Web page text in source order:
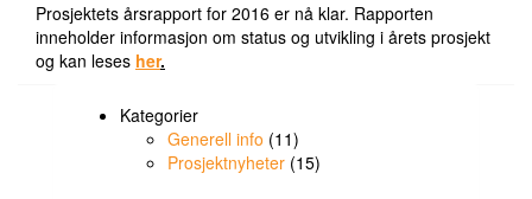
Prosjektets årsrapport for 2016 er nå klar. Rapporten
inneholder informasjon om status og utvikling i årets prosjekt
og kan leses her.
Kategorier
Generell info (11)
Prosjektnyheter (15)